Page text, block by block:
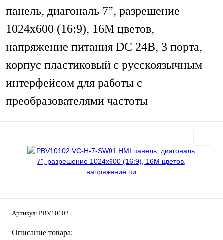
панель, диагональ 7”, разрешение
1024х600 (16:9), 16M цветов,
напряжение питания DC 24В, 3 порта,
корпус пластиковый с русскоязычным
интерфейсом для работы с
преобразователями частоты
Артикул: PBV10102
Описание товара: